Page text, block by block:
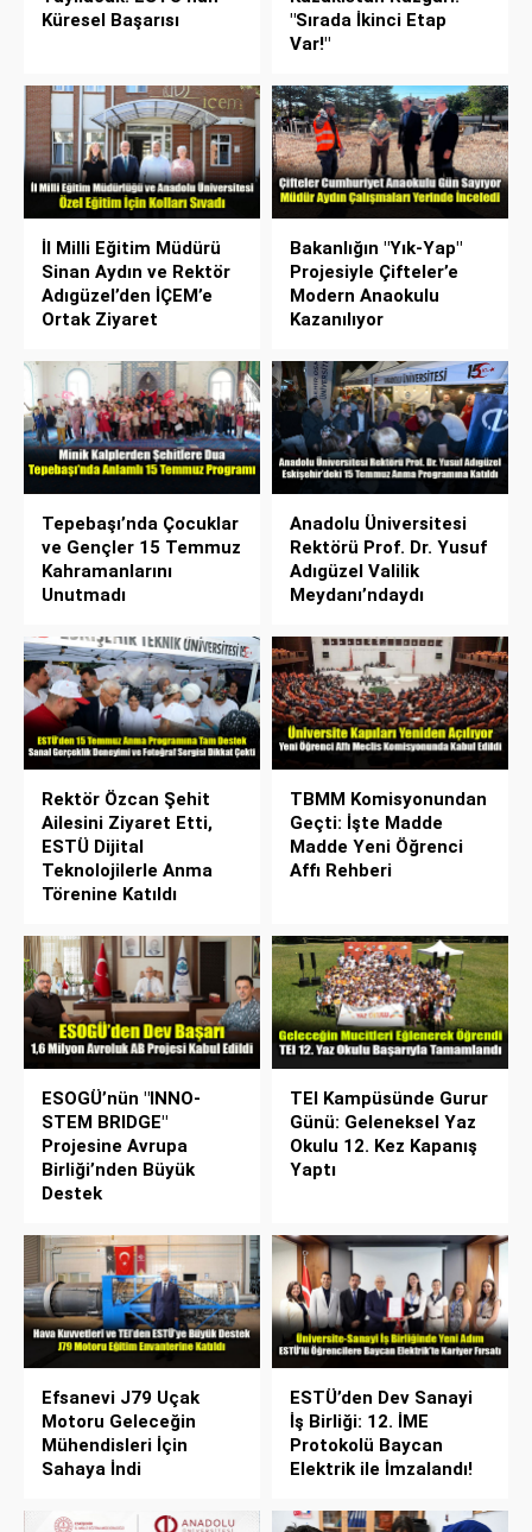
Küresel Başarısı
"Sırada İkinci Etap
Var!"
İl Milli Eğitim Müdürü
Sinan Aydın ve Rektör
Adıgüzel’den İÇEM’e
Ortak Ziyaret
Bakanlığın "Yık-Yap"
Projesiyle Çifteler’e
Modern Anaokulu
Kazanılıyor
Tepebaşı’nda Çocuklar
ve Gençler 15 Temmuz
Kahramanlarını
Unutmadı
Anadolu Üniversitesi
Rektörü Prof. Dr. Yusuf
Adıgüzel Valilik
Meydanı’ndaydı
Rektör Özcan Şehit
Ailesini Ziyaret Etti,
ESTÜ Dijital
Teknolojilerle Anma
Törenine Katıldı
TBMM Komisyonundan
Geçti: İşte Madde
Madde Yeni Öğrenci
Affı Rehberi
ESOGÜ’nün "INNO-
STEM BRIDGE"
Projesine Avrupa
Birliği’nden Büyük
Destek
TEI Kampüsünde Gurur
Günü: Geleneksel Yaz
Okulu 12. Kez Kapanış
Yaptı
Efsanevi J79 Uçak
Motoru Geleceğin
Mühendisleri İçin
Sahaya İndi
ESTÜ’den Dev Sanayi
İş Birliği: 12. İME
Protokolü Baycan
Elektrik ile İmzalandı!